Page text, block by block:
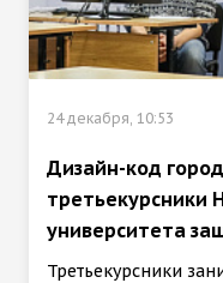
24 декабря, 10:53
Дизайн-код
третьекурсники
университета
Третьекурсники